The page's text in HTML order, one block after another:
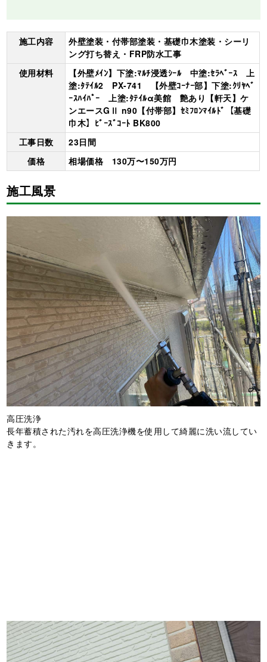
施工内容
外壁塗装・付帯部塗装・基礎巾木塗装・シーリ
ング打ち替え・FRP防水工事
使用材料
【外壁ﾒｲﾝ】下塗:ﾏﾙﾁ浸透ｼｰﾙ 中塗:ｾﾗﾍﾞｰｽ 上
塗:ﾀﾃｲﾙ2 PX-741 【外壁ｺｰﾅｰ部】下塗:ｸﾘﾔﾍﾞ
ｰｽﾊｲﾊﾟｰ 上塗:ﾀﾃｲﾙα美館 艶あり【軒天】ケ
ンエースGⅡ n90【付帯部】ｾﾐﾌﾛﾝﾏｲﾙﾄﾞ【基礎
巾木】ﾋﾞｰｽﾞｺｰﾄ BK800
工事日数
23日間
価格
相場価格 130万〜150万円
施工風景
高圧洗浄
長年蓄積された汚れを高圧洗浄機を使用して綺麗に洗い流してい
きます。